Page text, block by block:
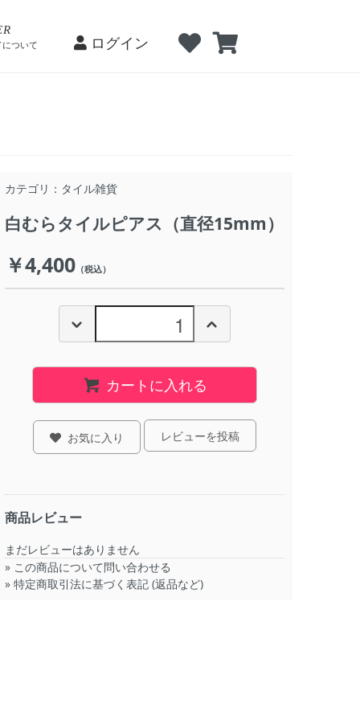
ログイン
ついて
カテゴリ： タイル雑貨
白むらタイルピアス（直径15mm）
￥4,400 （税込）
カートに入れる
お気に入り レビューを投稿
商品レビュー
まだレビューはありません
» この商品について問い合わせる
» 特定商取引法に基づく表記 (返品など)